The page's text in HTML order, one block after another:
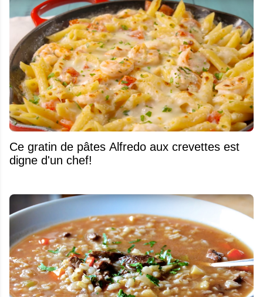
Ce gratin de pâtes Alfredo aux crevettes est
digne d'un chef!